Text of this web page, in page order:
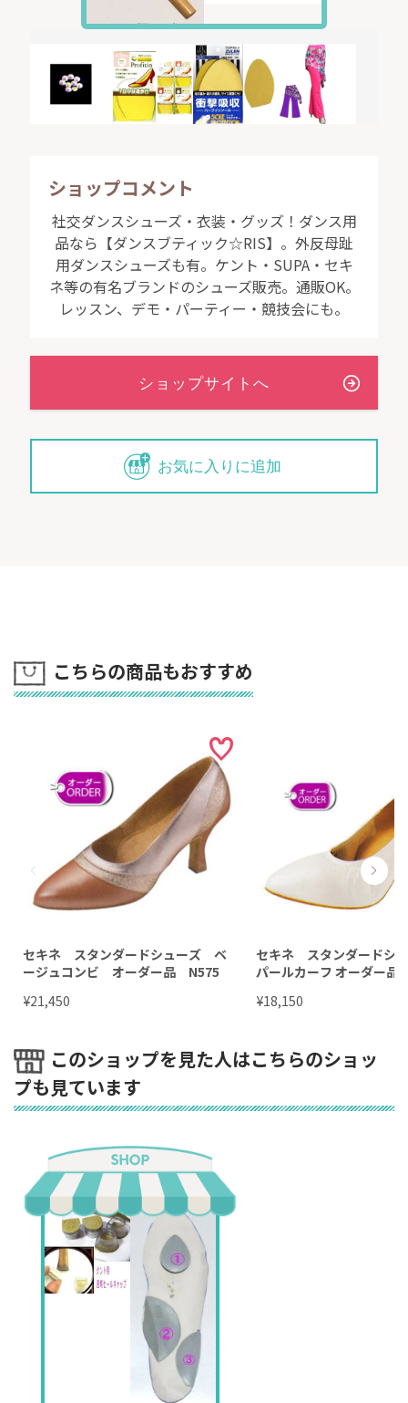
こちらのシューズは外履き加工が可能です。
外履き加工についてくわしくはこちら
（ヒールカバー・５cm、７cmヒー
がございます。
ショップコメント
社交ダンスシューズ・衣装・グッズ！ダンス用
品なら【ダンスブティック☆RIS】。外反母趾
用ダンスシューズも有。ケント・SUPA・セキ
ネ等の有名ブランドのシューズ販売。通販OK。
レッスン、デモ・パーティー・競技会にも。
お気に入りに追加
こちらの商品もおすすめ
セキネ スタンダードシューズ ベ
ージュコンビ オーダー品 N575
¥21,450
セキネ スタンダードシ
パールカーフ オーダー品
¥18,150
このショップを見た人はこちらのショッ
プも見ています